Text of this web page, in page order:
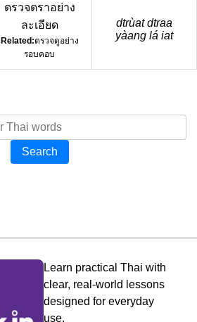
ตรวจตราอย่าง
ละเอียด
Related:ตรวจดูอย่าง
รอบคอบ
dtrùat dtraa
yàang lá iat
Search
Learn practical Thai with
clear, real-world lessons
designed for everyday
use.